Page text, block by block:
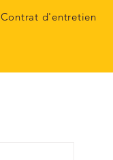
Contrat d'entretien